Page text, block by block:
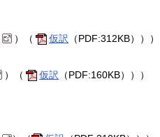
）（ 仮訳 （PDF:312KB）））
）（ 仮訳 （PDF:160KB）））